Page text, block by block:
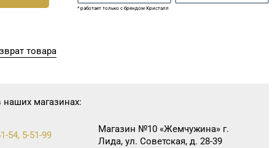
* работает только с брендом Кристалл
товара
наших магазинах:
54, 5-51-99
Магазин №10 «Жемчужина» г.
Лида, ул. Советская, д. 28-39